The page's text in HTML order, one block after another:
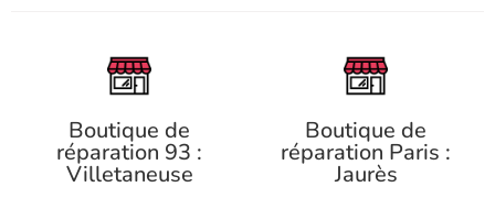
Boutique de
réparation 93 :
Villetaneuse
Boutique de
réparation Paris :
Jaurès